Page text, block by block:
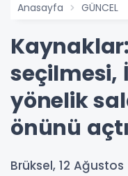
Anasayfa GÜNCEL
seçilmesi,
yönelik
önünü açtı
Brüksel, 12